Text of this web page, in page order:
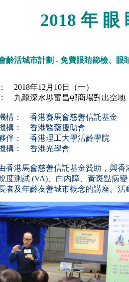
2018 年 眼
齡活城市計劃 - 免費眼睛篩檢、眼
2018年12月10日（一）
九龍深水埗富昌邨商場對出空地
構： 香港賽馬會慈善信託基金
構： 香港醫藥援助會
伴： 香港理工大學活齡學院
構： 香港光學會
香港馬會慈善信託基金贊助，與
度測試 (VA) 、白內障、黃斑點病
者及年齡友善城市概念的講座。活